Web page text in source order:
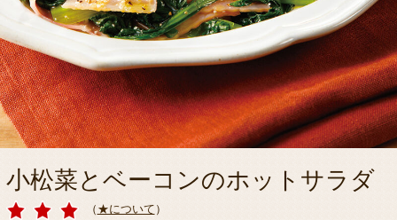
小松菜とベーコンのホットサラダ
（ ★について ）